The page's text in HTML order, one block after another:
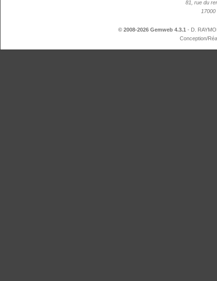
81, rue du
17000
© 2008-2026 Gemweb 4.3.1 - D.
Conception/